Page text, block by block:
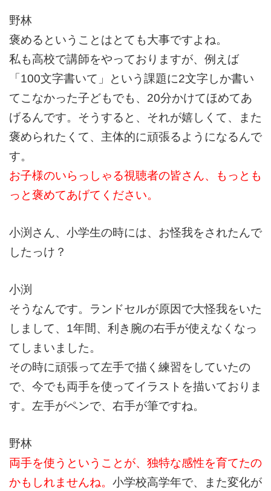
野林
褒めるということはとても大事ですよね。
私も高校で講師をやっておりますが、例えば
「100文字書いて」という課題に2文字しか書い
てこなかった子どもでも、20分かけてほめてあ
げるんです。そうすると、それが嬉しくて、また
褒められたくて、主体的に頑張るようになるんで
す。
お子様のいらっしゃる視聴者の皆さん、もっとも
っと褒めてあげてください。
小渕さん、小学生の時には、お怪我をされたんで
したっけ？
小渕
そうなんです。ランドセルが原因で大怪我をいた
しまして、1年間、利き腕の右手が使えなくなっ
てしまいました。
その時に頑張って左手で描く練習をしていたの
で、今でも両手を使ってイラストを描いておりま
す。左手がペンで、右手が筆ですね。
野林
両手を使うということが、独特な感性を育てたの
かもしれませんね。 小学校高学年で、また変化が